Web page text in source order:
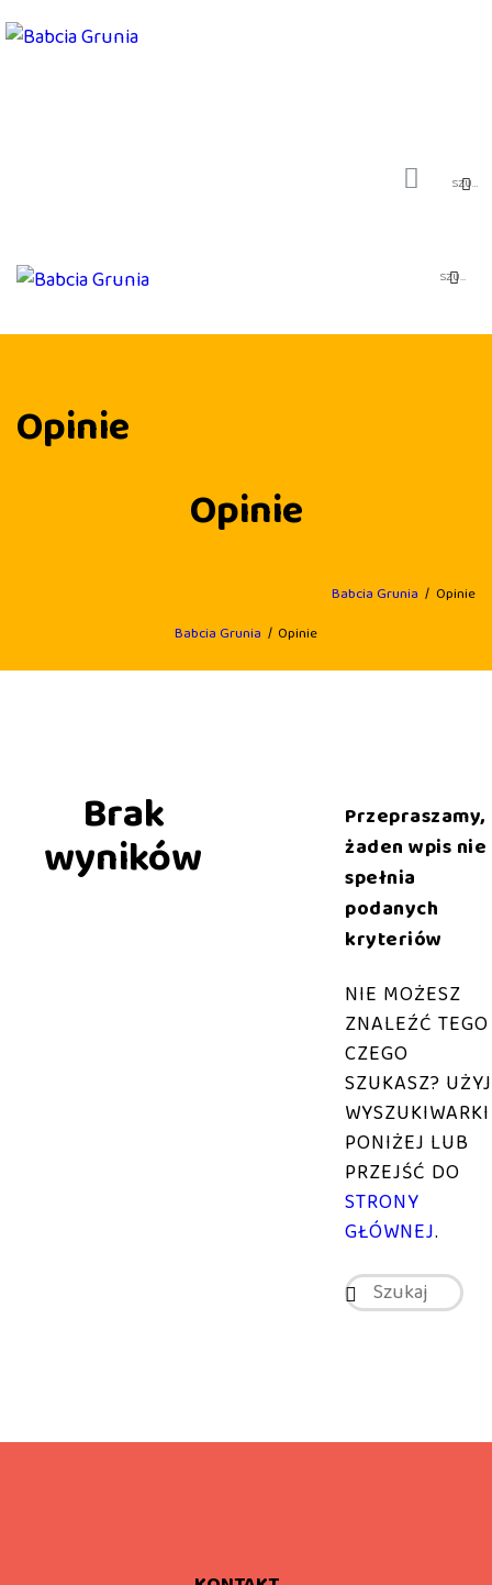
Opinie
Opinie
Babcia Grunia
Opinie
Babcia Grunia
Opinie
PIOSENKI
BLOG
Brak
wyników
Przepraszamy,
żaden wpis nie
spełnia
podanych
kryteriów
NIE MOŻESZ
ZNALEŹĆ TEGO
CZEGO
SZUKASZ? UŻYJ
WYSZUKIWARKI
PONIŻEJ LUB
PRZEJŚĆ DO
STRONY
GŁÓWNEJ.